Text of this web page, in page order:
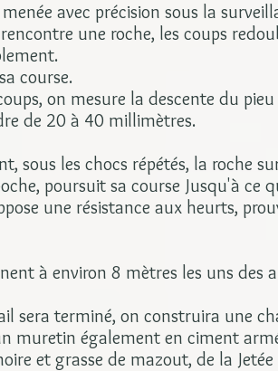
avec précision sous la
une roche, les coups
course.
on mesure la descente du
de 20 à 40 millimètres.
sous les chocs répétés, la roche
poursuit sa course Jusqu'à ce
une résistance aux heurts,
à environ 8 mètres les uns des
sera terminé, on construira une
muretin également en ciment
et grasse de mazout, de la